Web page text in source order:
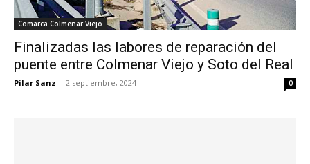
Comarca Colmenar Viejo
Finalizadas las labores de reparación del
puente entre Colmenar Viejo y Soto del Real
Pilar Sanz - 2 septiembre, 2024 0